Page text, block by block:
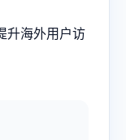
升海外用户访